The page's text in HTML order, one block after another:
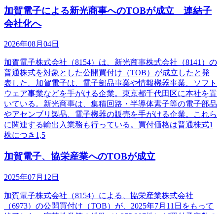
加賀電子による新光商事へのTOBが成立 連結子
会社化へ
2026年08月04日
加賀電子株式会社（8154）は、新光商事株式会社（8141）の
普通株式を対象とした公開買付け（TOB）が成立したと発
表した。加賀電子は、電子部品事業や情報機器事業、ソフト
ウェア事業などを手がける企業。東京都千代田区に本社を置
いている。新光商事は、集積回路・半導体素子等の電子部品
やアセンブリ製品、電子機器の販売を手がける企業。これら
に関連する輸出入業務も行っている。買付価格は普通株式1
株につき1,5
加賀電子、協栄産業へのTOBが成立
2025年07月12日
加賀電子株式会社（8154）による、協栄産業株式会社
（6973）の公開買付け（TOB）が、2025年7月11日をもって